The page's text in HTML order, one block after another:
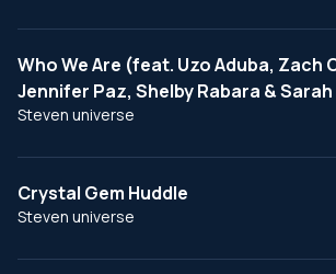
Who We Are (feat. Uzo Aduba, Zach
Jennifer Paz, Shelby Rabara &
Steven universe
Crystal Gem Huddle
Steven universe